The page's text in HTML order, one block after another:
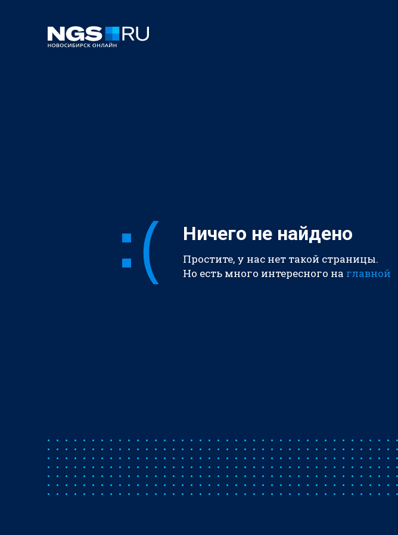
Ничего не найдено
Простите, у нас нет такой страницы.
Но есть много интересного на главной